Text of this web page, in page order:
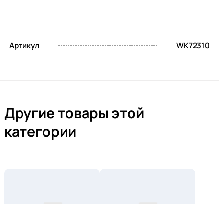
Артикул WK72310
Другие товары этой
категории